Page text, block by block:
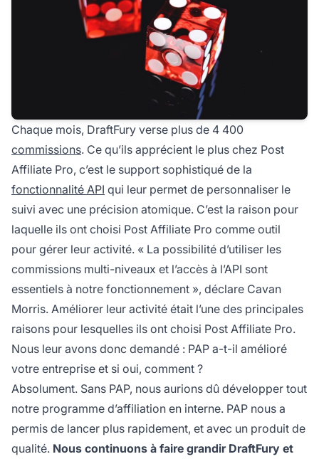
Chaque mois, DraftFury verse plus de 4 400
commissions. Ce qu’ils apprécient le plus chez Post
Affiliate Pro, c’est le support sophistiqué de la
fonctionnalité API qui leur permet de personnaliser le
suivi avec une précision atomique. C’est la raison pour
laquelle ils ont choisi Post Affiliate Pro comme outil
pour gérer leur activité. « La possibilité d’utiliser les
commissions multi-niveaux et l’accès à l’API sont
essentiels à notre fonctionnement », déclare Cavan
Morris. Améliorer leur activité était l’une des principales
raisons pour lesquelles ils ont choisi Post Affiliate Pro.
Nous leur avons donc demandé : PAP a-t-il amélioré
votre entreprise et si oui, comment ?
Absolument. Sans PAP, nous aurions dû développer tout
notre programme d’affiliation en interne. PAP nous a
permis de lancer plus rapidement, et avec un produit de
qualité. Nous continuons à faire grandir DraftFury et